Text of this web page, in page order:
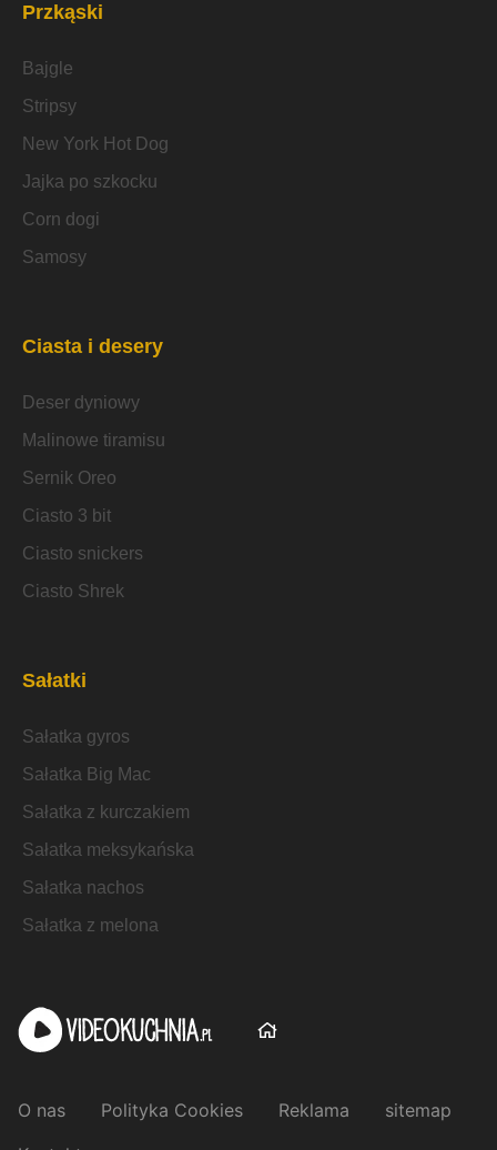
Przkąski
Bajgle
Stripsy
New York Hot Dog
Jajka po szkocku
Corn dogi
Samosy
Ciasta i desery
Deser dyniowy
Malinowe tiramisu
Sernik Oreo
Ciasto 3 bit
Ciasto snickers
Ciasto Shrek
Sałatki
Sałatka gyros
Sałatka Big Mac
Sałatka z kurczakiem
Sałatka meksykańska
Sałatka nachos
Sałatka z melona
O nas Polityka Cookies Reklama
sitemap